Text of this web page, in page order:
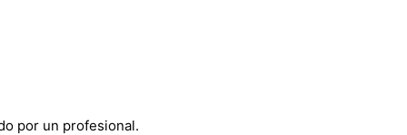
por un profesional.